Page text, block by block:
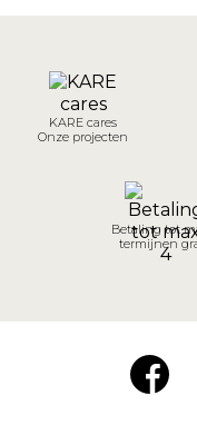
KARE cares
Onze projecten
Betaling tot
termijnen